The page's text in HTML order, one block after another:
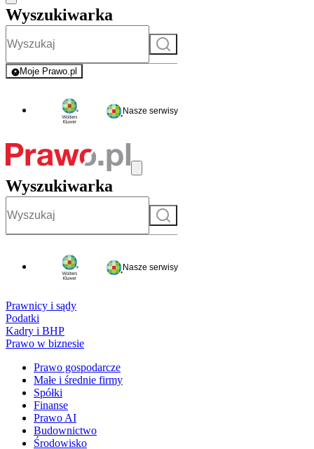
Wyszukiwarka
Szukaj
Moje Prawo.pl
- rejestracja i logowanie do serwisu
Nasze serwisy
Wyszukiwarka
Szukaj
Nasze serwisy
Prawnicy i sądy
Podatki
Kadry i BHP
Prawo w biznesie
Prawo gospodarcze
Małe i średnie firmy
Spółki
Finanse
Prawo AI
Budownictwo
Środowisko